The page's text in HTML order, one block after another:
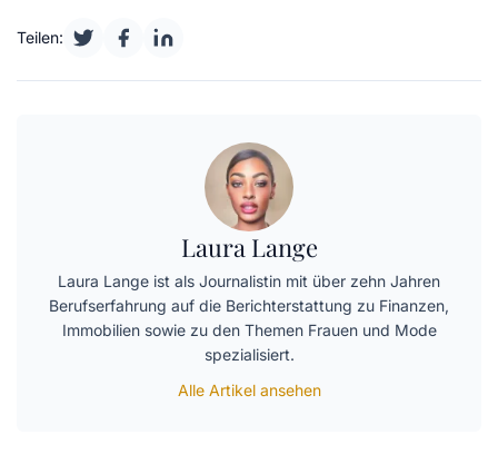
Teilen:
Laura Lange
Laura Lange ist als Journalistin mit über zehn Jahren
Berufserfahrung auf die Berichterstattung zu Finanzen,
Immobilien sowie zu den Themen Frauen und Mode
spezialisiert.
Alle Artikel ansehen